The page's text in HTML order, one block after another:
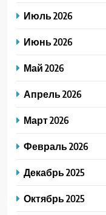
Июль 2026
Июнь 2026
Май 2026
Апрель 2026
Март 2026
Февраль 2026
Декабрь 2025
Октябрь 2025